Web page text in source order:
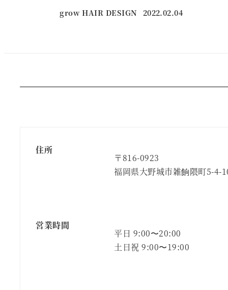
grow HAIR DESIGN 投稿日
2022.02.04
住所
〒816-0923
福岡県大野城市雑餉隈町5-4-
営業時間
平日 9:00〜20:00
土日祝 9:00〜19:00